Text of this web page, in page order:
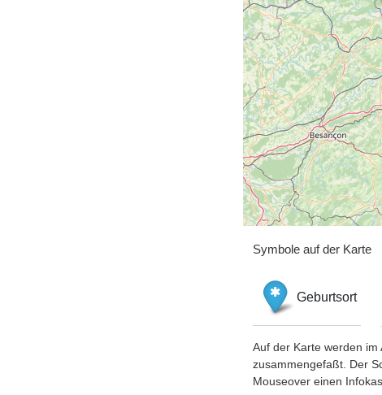
Symbole auf der Karte
Geburtsort
Auf der Karte werden
zusammengefaßt. Der
Mouseover einen